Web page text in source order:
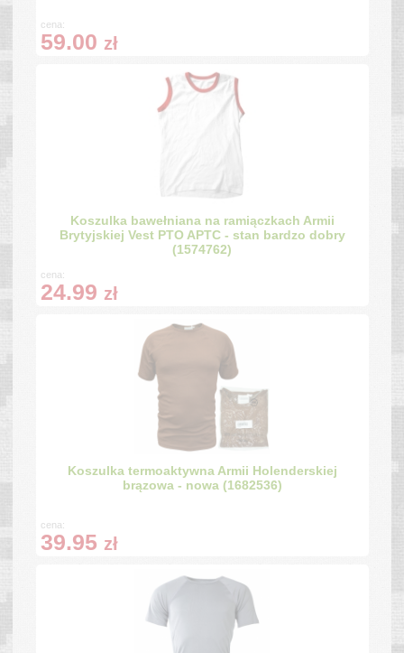
cena:
59.00 zł
Koszulka bawełniana na ramiączkach Armii
Brytyjskiej Vest PTO APTC - stan bardzo dobry
(1574762)
cena:
24.99 zł
Koszulka termoaktywna Armii Holenderskiej
brązowa - nowa (1682536)
cena:
39.95 zł